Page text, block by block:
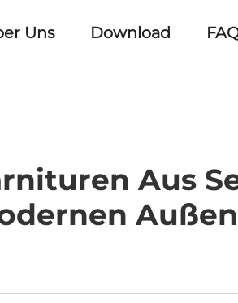
Uns Download
Aus